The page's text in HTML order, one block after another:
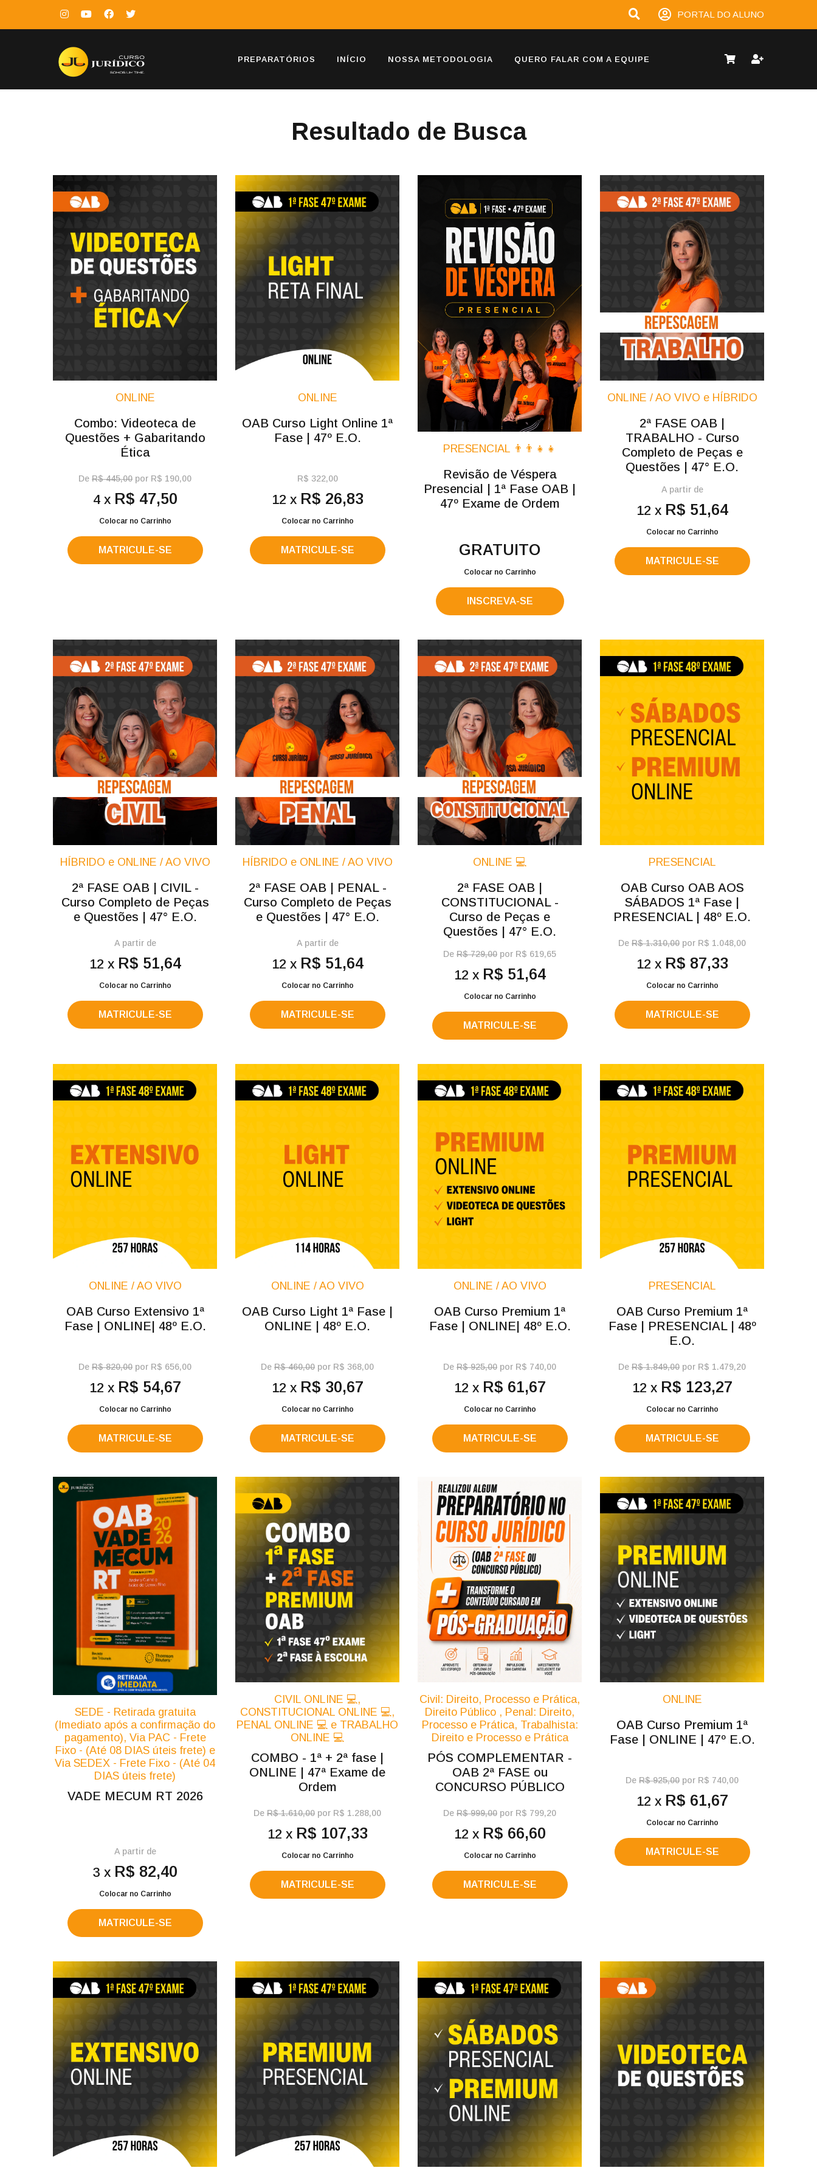
PORTAL DO ALUNO
PREPARATÓRIOS INÍCIO NOSSA METODOLOGIA QUERO FALAR COM A EQUIPE
Resultado de Busca
ONLINE
Combo: Videoteca de
Questões + Gabaritando
Ética
De R$ 445,00 por R$ 190,00
4 x R$ 47,50
Colocar no Carrinho
MATRICULE-SE
ONLINE
OAB Curso Light Online 1ª
Fase | 47º E.O.
R$ 322,00
12 x R$ 26,83
Colocar no Carrinho
MATRICULE-SE
PRESENCIAL 👨‍👨‍👧‍👧
Revisão de Véspera
Presencial | 1ª Fase OAB |
47º Exame de Ordem
GRATUITO
Colocar no Carrinho
INSCREVA-SE
ONLINE / AO VIVO e HÍBRIDO
2ª FASE OAB |
TRABALHO - Curso
Completo de Peças e
Questões | 47° E.O.
A partir de
12 x R$ 51,64
Colocar no Carrinho
MATRICULE-SE
HÍBRIDO e ONLINE / AO VIVO
2ª FASE OAB | CIVIL -
Curso Completo de Peças
e Questões | 47° E.O.
A partir de
12 x R$ 51,64
Colocar no Carrinho
MATRICULE-SE
HÍBRIDO e ONLINE / AO VIVO
2ª FASE OAB | PENAL -
Curso Completo de Peças
e Questões | 47° E.O.
A partir de
12 x R$ 51,64
Colocar no Carrinho
MATRICULE-SE
ONLINE 💻
2ª FASE OAB |
CONSTITUCIONAL -
Curso de Peças e
Questões | 47° E.O.
De R$ 729,00 por R$ 619,65
12 x R$ 51,64
Colocar no Carrinho
MATRICULE-SE
PRESENCIAL
OAB Curso OAB AOS
SÁBADOS 1ª Fase |
PRESENCIAL | 48º E.O.
De R$ 1.310,00 por R$ 1.048,00
12 x R$ 87,33
Colocar no Carrinho
MATRICULE-SE
ONLINE / AO VIVO
OAB Curso Extensivo 1ª
Fase | ONLINE| 48º E.O.
De R$ 820,00 por R$ 656,00
12 x R$ 54,67
Colocar no Carrinho
MATRICULE-SE
ONLINE / AO VIVO
OAB Curso Light 1ª Fase |
ONLINE | 48º E.O.
De R$ 460,00 por R$ 368,00
12 x R$ 30,67
Colocar no Carrinho
MATRICULE-SE
ONLINE / AO VIVO
OAB Curso Premium 1ª
Fase | ONLINE| 48º E.O.
De R$ 925,00 por R$ 740,00
12 x R$ 61,67
Colocar no Carrinho
MATRICULE-SE
PRESENCIAL
OAB Curso Premium 1ª
Fase | PRESENCIAL | 48º
E.O.
De R$ 1.849,00 por R$ 1.479,20
12 x R$ 123,27
Colocar no Carrinho
MATRICULE-SE
SEDE - Retirada gratuita
(Imediato após a confirmação do
pagamento), Via PAC - Frete
Fixo - (Até 08 DIAS úteis frete) e
Via SEDEX - Frete Fixo - (Até 04
DIAS úteis frete)
VADE MECUM RT 2026
A partir de
3 x R$ 82,40
Colocar no Carrinho
MATRICULE-SE
CIVIL ONLINE 💻,
CONSTITUCIONAL ONLINE 💻,
PENAL ONLINE 💻 e TRABALHO
ONLINE 💻
COMBO - 1ª + 2ª fase |
ONLINE | 47ª Exame de
Ordem
De R$ 1.610,00 por R$ 1.288,00
12 x R$ 107,33
Colocar no Carrinho
MATRICULE-SE
Civil: Direito, Processo e Prática,
Direito Público , Penal: Direito,
Processo e Prática, Trabalhista:
Direito e Processo e Prática
PÓS COMPLEMENTAR -
OAB 2ª FASE ou
CONCURSO PÚBLICO
De R$ 999,00 por R$ 799,20
12 x R$ 66,60
Colocar no Carrinho
MATRICULE-SE
ONLINE
OAB Curso Premium 1ª
Fase | ONLINE | 47º E.O.
De R$ 925,00 por R$ 740,00
12 x R$ 61,67
Colocar no Carrinho
MATRICULE-SE